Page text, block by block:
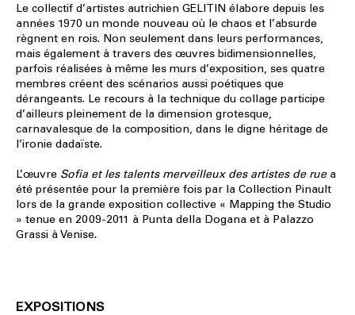
Le collectif d’artistes autrichien GELITIN élabore depuis les
années 1970 un monde nouveau où le chaos et l’absurde
règnent en rois. Non seulement dans leurs performances,
mais également à travers des œuvres bidimensionnelles,
parfois réalisées à même les murs d’exposition, ses quatre
membres créent des scénarios aussi poétiques que
dérangeants. Le recours à la technique du collage participe
d’ailleurs pleinement de la dimension grotesque,
carnavalesque de la composition, dans le digne héritage de
l’ironie dadaïste.
L’œuvre Sofia et les talents merveilleux des artistes de ruea
été présentée pour la première fois par la Collection Pinault
lors de la grande exposition collective « Mapping the Studio
» tenue en 2009-2011 à Punta della Dogana et à Palazzo
Grassi à Venise.
EXPOSITIONS